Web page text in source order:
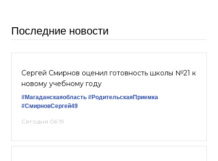
Последние новости
Сергей Смирнов оценил готовность школы №21 к
новому учебному году
#Магаданскаяобласть #РодительскаяПриемка
#СмирновСергей49
Сегодня 06:19